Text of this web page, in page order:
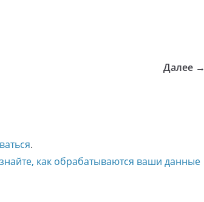
Далее →
.
как обрабатываются ваши данные